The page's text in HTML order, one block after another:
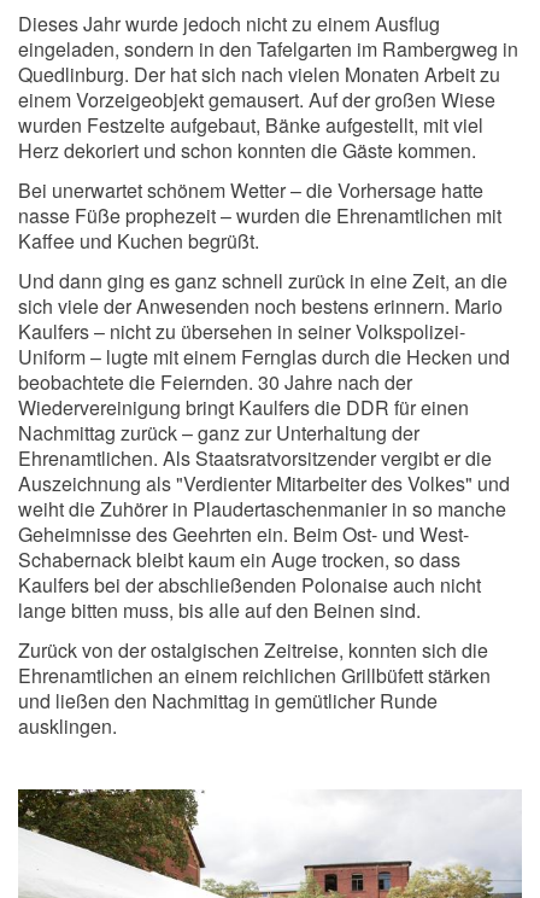
Dieses Jahr wurde jedoch nicht zu einem Ausflug
eingeladen, sondern in den Tafelgarten im Rambergweg in
Quedlinburg. Der hat sich nach vielen Monaten Arbeit zu
einem Vorzeigeobjekt gemausert. Auf der großen Wiese
wurden Festzelte aufgebaut, Bänke aufgestellt, mit viel
Herz dekoriert und schon konnten die Gäste kommen.
Bei unerwartet schönem Wetter – die Vorhersage hatte
nasse Füße prophezeit – wurden die Ehrenamtlichen mit
Kaffee und Kuchen begrüßt.
Und dann ging es ganz schnell zurück in eine Zeit, an die
sich viele der Anwesenden noch bestens erinnern. Mario
Kaulfers – nicht zu übersehen in seiner Volkspolizei-
Uniform – lugte mit einem Fernglas durch die Hecken und
beobachtete die Feiernden. 30 Jahre nach der
Wiedervereinigung bringt Kaulfers die DDR für einen
Nachmittag zurück – ganz zur Unterhaltung der
Ehrenamtlichen. Als Staatsratvorsitzender vergibt er die
Auszeichnung als "Verdienter Mitarbeiter des Volkes" und
weiht die Zuhörer in Plaudertaschenmanier in so manche
Geheimnisse des Geehrten ein. Beim Ost- und West-
Schabernack bleibt kaum ein Auge trocken, so dass
Kaulfers bei der abschließenden Polonaise auch nicht
lange bitten muss, bis alle auf den Beinen sind.
Zurück von der ostalgischen Zeitreise, konnten sich die
Ehrenamtlichen an einem reichlichen Grillbüfett stärken
und ließen den Nachmittag in gemütlicher Runde
ausklingen.